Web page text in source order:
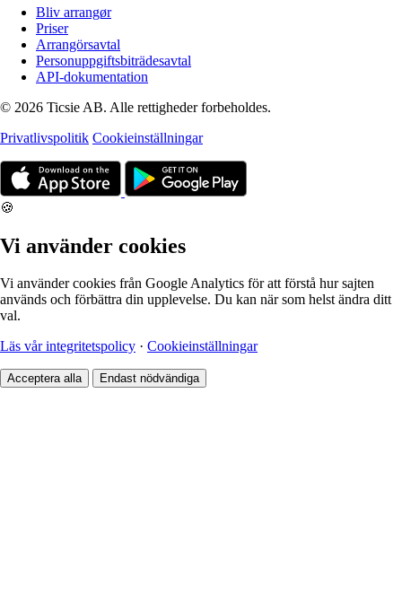
Bliv arrangør
Priser
Arrangörsavtal
Personuppgiftsbiträdesavtal
API-dokumentation
© 2026 Ticsie AB. Alle rettigheder forbeholdes.
Privatlivspolitik Cookieinställningar
🍪
Vi använder cookies
Vi använder cookies från Google Analytics för att förstå hur sajten
används och förbättra din upplevelse. Du kan när som helst ändra ditt
val.
Läs vår integritetspolicy · Cookieinställningar
Acceptera alla Endast nödvändiga